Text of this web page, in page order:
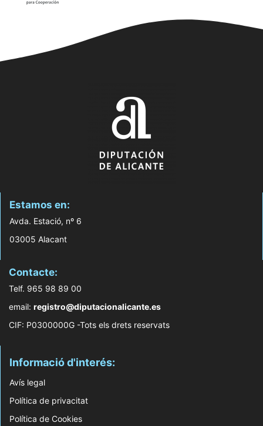
Estamos en:
Avda. Estació, nº 6
03005 Alacant
Contacte:
Telf. 965 98 89 00
email: registro@diputacionalicante.es
CIF: P0300000G -Tots els drets reservats
Informació d'interés:
Avís legal
Política de privacitat
Política de Cookies